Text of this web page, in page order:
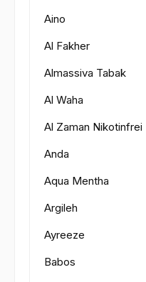
Aino
Al Fakher
Almassiva Tabak
Al Waha
Al Zaman Nikotinfrei
Anda
Aqua Mentha
Argileh
Ayreeze
Babos